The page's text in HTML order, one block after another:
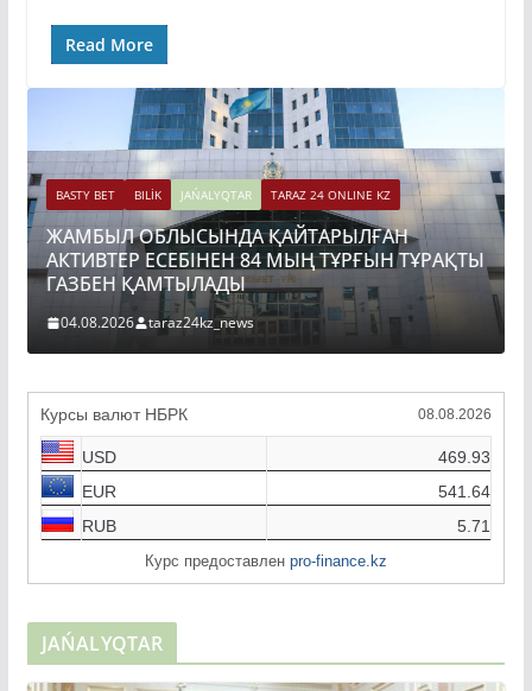
Read More
BASTY BET BILİK JAŃALYQTAR TARAZ 24 ONLINE KZ
ЖАМБЫЛ ОБЛЫСЫНДА ҚАЙТАРЫЛҒАН
АКТИВТЕР ЕСЕБІНЕН 84 МЫҢ ТҰРҒЫН ТҰРАҚТЫ
ГАЗБЕН ҚАМТЫЛАДЫ
04.08.2026 taraz24kz_news
Курсы валют НБРК 08.08.2026
USD
469.93
EUR
541.64
RUB
5.71
Курс предоставлен pro-finance.kz
JAŃALYQTAR